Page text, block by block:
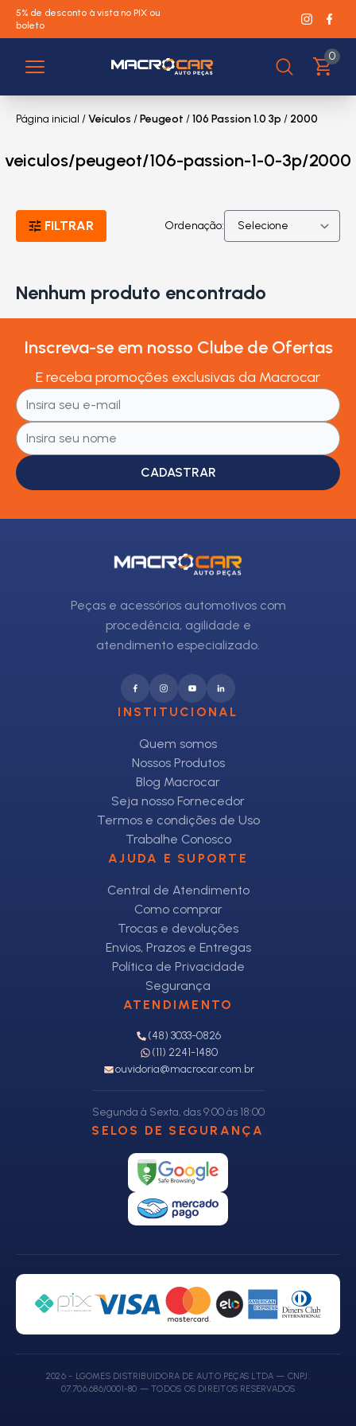
5% de desconto à vista no PIX ou
boleto
0
Página inicial /Veículos /Peugeot /106 Passion 1.0 3p/ 2000
veiculos/peugeot/106-passion-1-0-3p/2000
FILTRAR Ordenação:
Nenhum produto encontrado
Inscreva-se em nosso Clube de Ofertas
E receba promoções exclusivas da Macrocar
CADASTRAR
Peças e acessórios automotivos com
procedência, agilidade e
atendimento especializado.
INSTITUCIONAL
Quem somos
Nossos Produtos
Blog Macrocar
Seja nosso Fornecedor
Termos e condições de Uso
Trabalhe Conosco
AJUDA E SUPORTE
Central de Atendimento
Como comprar
Trocas e devoluções
Envios, Prazos e Entregas
Política de Privacidade
Segurança
ATENDIMENTO
(48) 3033-0826
(11) 2241-1480
ouvidoria@macrocar.com.br
Segunda à Sexta, das 9:00 às 18:00
SELOS DE SEGURANÇA
2026 - LGOMES DISTRIBUIDORA DE AUTO PEÇAS LTDA — CNPJ:
07.706.686/0001-80 — TODOS OS DIREITOS RESERVADOS